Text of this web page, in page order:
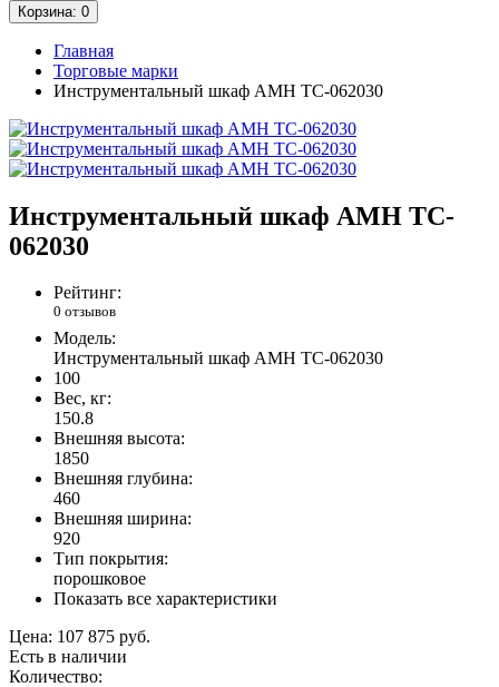
Корзина: 0
Главная
Торговые марки
Инструментальный шкаф AMH TC-062030
Инструментальный шкаф AMH TC-
062030
Рейтинг:
0 отзывов
Модель:
Инструментальный шкаф AMH TC-062030
100
Вес, кг:
150.8
Внешняя высота:
1850
Внешняя глубина:
460
Внешняя ширина:
920
Тип покрытия:
порошковое
Показать все характеристики
Цена: 107 875 руб.
Есть в наличии
Количество: